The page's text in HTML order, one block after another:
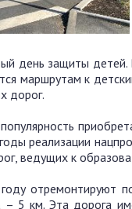
день защиты детей.
маршрутам к
дорог.
реализации
ведущих к
отремонтируют
– 5 км. Эта дорога